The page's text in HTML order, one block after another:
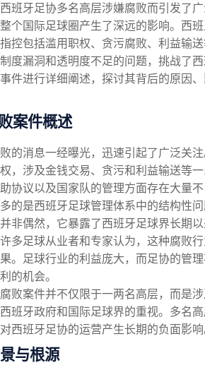
班牙足协多名高层涉嫌腐败而引发了
个国际足球圈产生了深远的影响。西
控包括滥用职权、贪污腐败、利益输
度漏洞和透明度不足的问题，挑战了
件进行详细阐述，探讨其背后的原因、
案件概述
的消息一经曝光，迅速引起了广泛关
，涉及金钱交易、贪污和利益输送等
协议以及国家队的管理方面存在大量
的是西班牙足球管理体系中的结构性问
非偶然，它暴露了西班牙足球界长期
多足球从业者和专家认为，这种腐败
。足球行业的利益庞大，而足协的管
的机会。
败案件并不仅限于一两名高层，而是
班牙政府和国际足球界的重视。多名
西班牙足协的运营产生长期的负面影响
与根源